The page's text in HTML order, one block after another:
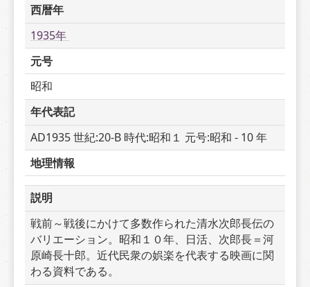
西暦年
1935年
元号
昭和
年代表記
AD1935 世紀:20-B 時代:昭和１ 元号:昭和 - 10 年
地理情報
説明
戦前～戦後にかけて多数作られた清水次郎長伝の
バリエーション。昭和１０年、日活、次郎長＝河
原崎長十郎。近代民衆の娯楽を代表する映画に関
わる資料である。